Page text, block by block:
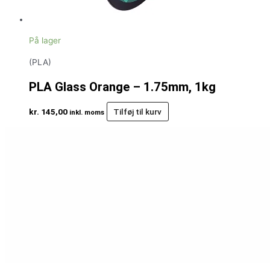
På lager
(PLA)
PLA Glass Orange – 1.75mm, 1kg
kr. 145,00 inkl. moms Tilføj til kurv